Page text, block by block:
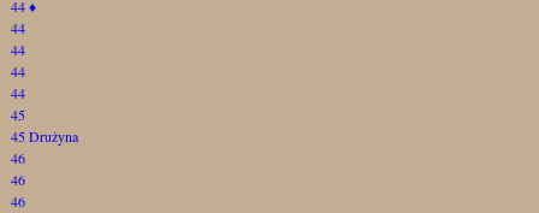
44♦
44
44
44
44
45
45 Drużyna
46
46
46